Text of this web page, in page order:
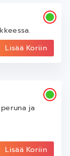
Lisää Koriin
ja
Lisää Koriin